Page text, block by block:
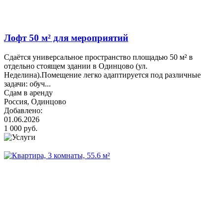
Лофт 50 м² для мероприятий
Сдаётся универсальное пространство площадью 50 м² в
отдельно стоящем здании в Одинцово (ул.
Неделина).Помещение легко адаптируется под различные
задачи: обуч...
Сдам в аренду
Россия, Одинцово
Добавлено:
01.06.2026
1 000 руб.